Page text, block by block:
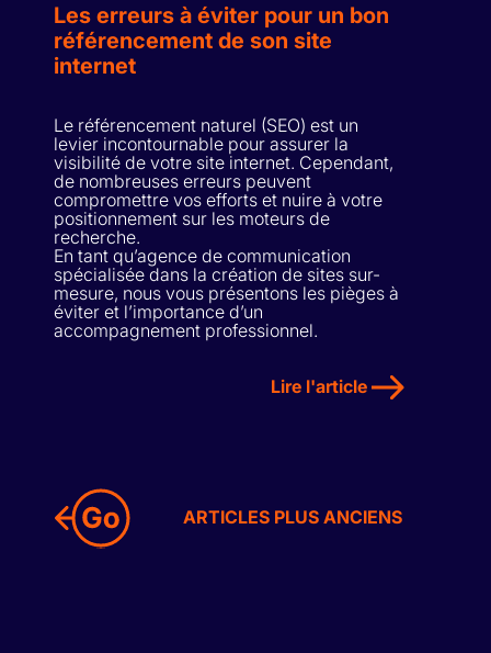
Les erreurs à éviter pour un bon
référencement de son site
internet
Le référencement naturel (SEO) est un
levier incontournable pour assurer la
visibilité de votre site internet. Cependant,
de nombreuses erreurs peuvent
compromettre vos efforts et nuire à votre
positionnement sur les moteurs de
recherche.
En tant qu’agence de communication
spécialisée dans la création de sites sur-
mesure, nous vous présentons les pièges à
éviter et l’importance d’un
accompagnement professionnel.
Lire l'article
ARTICLES PLUS ANCIENS